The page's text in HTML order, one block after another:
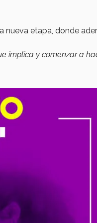
nueva etapa, donde
implica y comenzar a